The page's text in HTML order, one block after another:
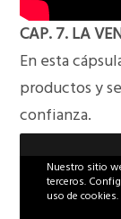
CAP. 7. LA
En esta
productos y
confianza.
Nuestro sitio
terceros.
uso de cookies.